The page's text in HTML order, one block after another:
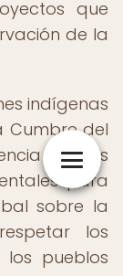
que
de la
indígenas
Cumbre del
de las
para
sobre la
los
los pueblos